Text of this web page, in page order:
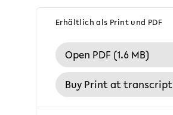
Erhältlich als Print und PDF
Open PDF (1.6 MB)
Buy Print at transcript